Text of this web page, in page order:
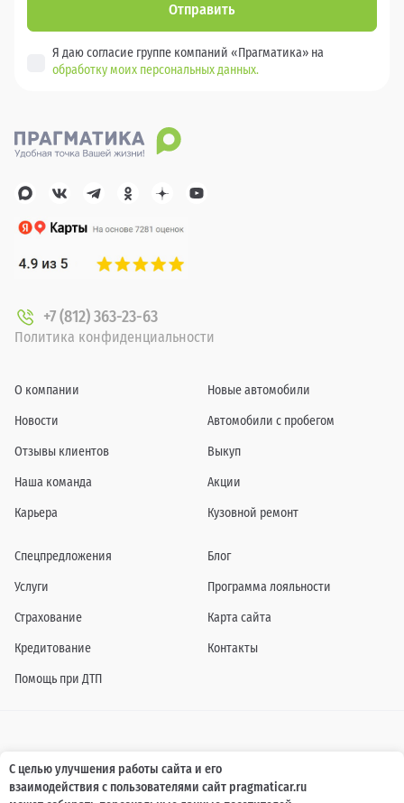
Отправить
Я даю согласие группе компаний «Прагматика» на
обработку моих персональных данных.
+7 (812) 363-23-63
Политика конфиденциальности
О компании
Новости
Отзывы клиентов
Наша команда
Карьера
Новые автомобили
Автомобили с пробегом
Выкуп
Акции
Кузовной ремонт
Спецпредложения
Услуги
Страхование
Кредитование
Помощь при ДТП
Блог
Программа лояльности
Карта сайта
Контакты
Информация о технических характеристиках, составе комплектаций, цветовой
гамме и стоимости автомобилей, а также действующих акциях, сроках и условиях
их проведения, указанных на сайте www.pragmaticar.ru, носит информационный
С целью улучшения работы сайта и его
взаимодействия с пользователями сайт pragmaticar.ru